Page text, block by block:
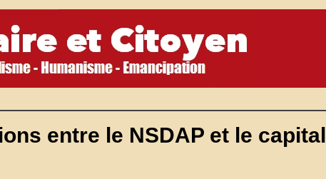
entre le NSDAP et le capital